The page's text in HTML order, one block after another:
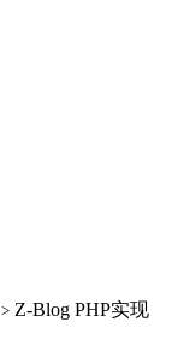
> Z-Blog PHP实现